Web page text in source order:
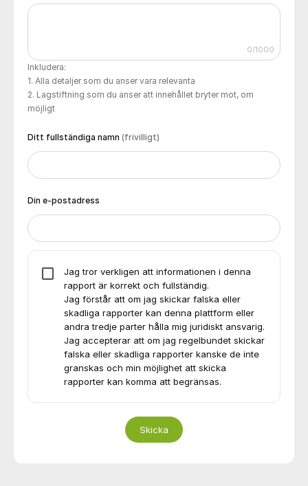
0/1000
Inkludera:
Alla detaljer som du anser vara relevanta
Lagstiftning som du anser att innehållet bryter mot, om
möjligt
Ditt fullständiga namn (frivilligt)
Din e-postadress
Jag tror verkligen att informationen i denna
rapport är korrekt och fullständig.
Jag förstår att om jag skickar falska eller
skadliga rapporter kan denna plattform eller
andra tredje parter hålla mig juridiskt ansvarig.
Jag accepterar att om jag regelbundet skickar
falska eller skadliga rapporter kanske de inte
granskas och min möjlighet att skicka
rapporter kan komma att begränsas.
Skicka